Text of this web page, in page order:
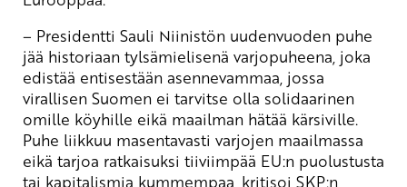
– Presidentti Sauli Niinistön uudenvuoden puhe
jää historiaan tylsämielisenä varjopuheena, joka
edistää entisestään asennevammaa, jossa
virallisen Suomen ei tarvitse olla solidaarinen
omille köyhille eikä maailman hätää kärsiville.
Puhe liikkuu masentavasti varjojen maailmassa
eikä tarjoa ratkaisuksi tiiviimpää EU:n puolustusta
tai kapitalismia kummempaa, kritisoi SKP:n